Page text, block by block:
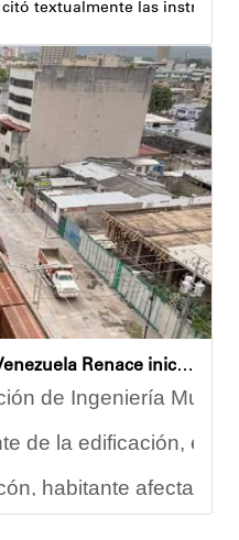
textualmente las
central de este
del diputado
orientados durante la
Alcaldía de Sucre y Plan Venezuela Renace iniciaron demolición de fachadas en Residencias Los Dos Caminos
de Ingeniería
de la edificación,
habitante afectado